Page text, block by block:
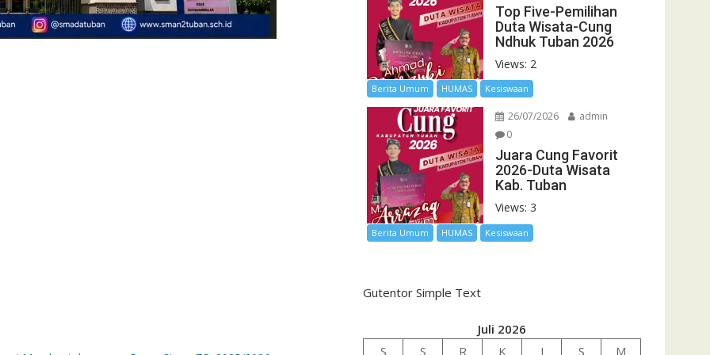
Top Five-Pemilihan
Duta Wisata-Cung
Ndhuk Tuban 2026
Views: 2
Berita Umum HUMAS Kesiswaan
26/07/2026
admin
0
Juara Cung Favorit
2026-Duta Wisata
Kab. Tuban
Views: 3
Berita Umum HUMAS Kesiswaan
Gutentor Simple Text
Juli 2026
S
S R K J S M